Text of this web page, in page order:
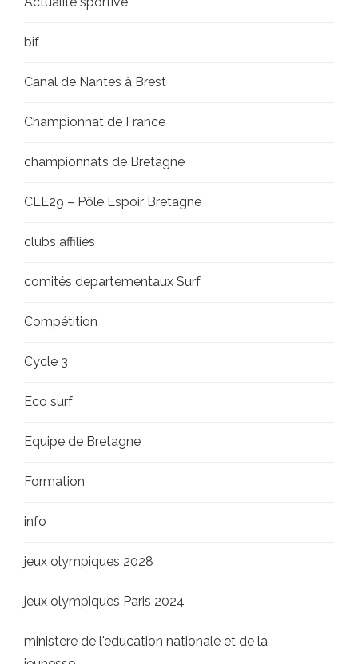
bif
Canal de Nantes à Brest
Championnat de France
championnats de Bretagne
CLE29 – Pôle Espoir Bretagne
clubs affiliés
comités departementaux Surf
Compétition
Cycle 3
Eco surf
Equipe de Bretagne
Formation
info
jeux olympiques 2028
jeux olympiques Paris 2024
ministere de l'education nationale et de la